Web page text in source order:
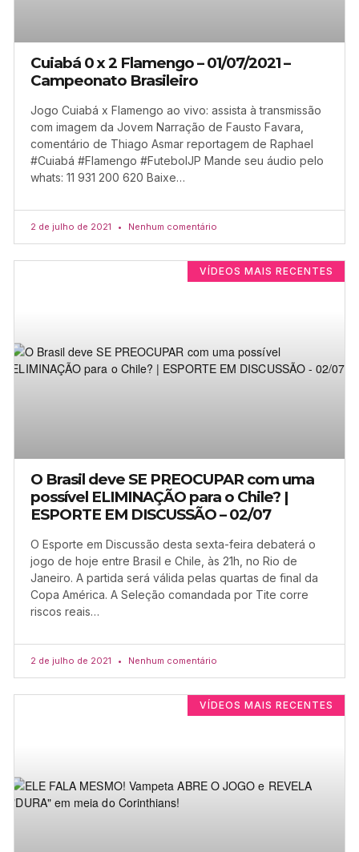
Cuiabá 0 x 2 Flamengo – 01/07/2021 –
Campeonato Brasileiro
Jogo Cuiabá x Flamengo ao vivo: assista à transmissão
com imagem da Jovem Narração de Fausto Favara,
comentário de Thiago Asmar reportagem de Raphael
#Cuiabá #Flamengo #FutebolJP Mande seu áudio pelo
whats: 11 931 200 620 Baixe…
2 de julho de 2021 Nenhum comentário
VÍDEOS MAIS RECENTES
O Brasil deve SE PREOCUPAR com uma
possível ELIMINAÇÃO para o Chile? |
ESPORTE EM DISCUSSÃO – 02/07
O Esporte em Discussão desta sexta-feira debaterá o
jogo de hoje entre Brasil e Chile, às 21h, no Rio de
Janeiro. A partida será válida pelas quartas de final da
Copa América. A Seleção comandada por Tite corre
riscos reais…
2 de julho de 2021 Nenhum comentário
VÍDEOS MAIS RECENTES